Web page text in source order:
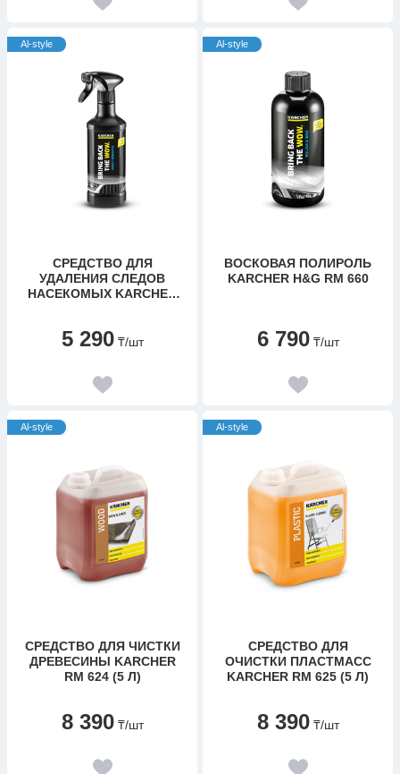
Al-style
СРЕДСТВО ДЛЯ
УДАЛЕНИЯ СЛЕДОВ
НАСЕКОМЫХ KARCHER
5 290 ₸/шт
Al-style
ВОСКОВАЯ ПОЛИРОЛЬ
KARCHER H&G RM 660
6 790 ₸/шт
Al-style
СРЕДСТВО ДЛЯ ЧИСТКИ
ДРЕВЕСИНЫ KARCHER
RM 624 (5 Л)
8 390 ₸/шт
Al-style
СРЕДСТВО ДЛЯ
ОЧИСТКИ ПЛАСТМАСС
KARCHER RM 625 (5 Л)
8 390 ₸/шт